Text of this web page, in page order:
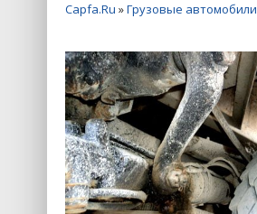
Capfa.Ru »Грузовые автомобили